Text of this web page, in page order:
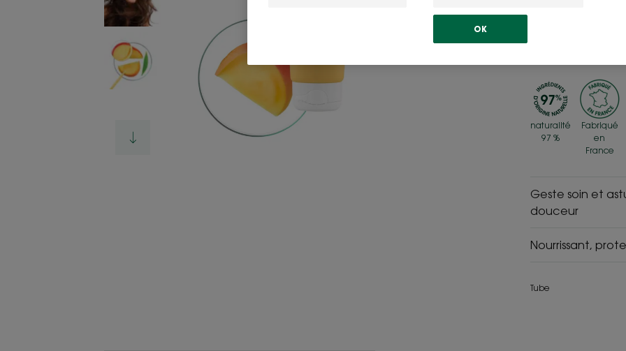
Geste SOS
nourissante,
naturalité
97 %
Fabriqué
en
France
Geste soin et
douceur
Nourrissant,
Tube
OK